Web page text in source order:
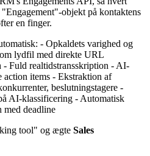
objekt på kontaktens
en finger.
- Opkaldets varighed og
lydfil med direkte URL
Fuld realtidstransskription - AI-
action items - Ekstraktion af
beslutningstagere -
AI-klassificering - Automatisk
deadline
tool" og ægte Sales